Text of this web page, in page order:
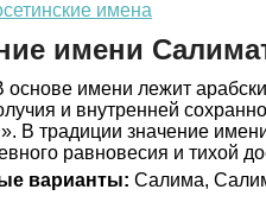
имена
имени
основе имени лежит
и внутренней
В традиции значение
равновесия и тихой
варианты: Салима,